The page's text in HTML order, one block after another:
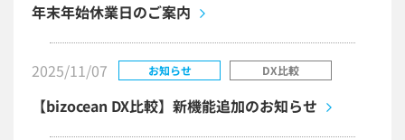
年末年始休業日のご案内
2025/11/07 お知らせ DX比較
【bizocean DX比較】新機能追加のお知らせ